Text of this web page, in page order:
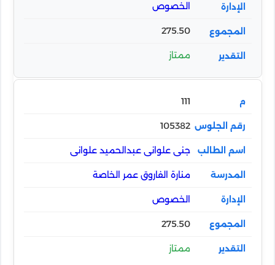
الخصوص
275.50
ممتاز
111
105382
جنى علوانى عبدالحميد علوانى
منارة الفاروق عمر الخاصة
الخصوص
275.50
ممتاز